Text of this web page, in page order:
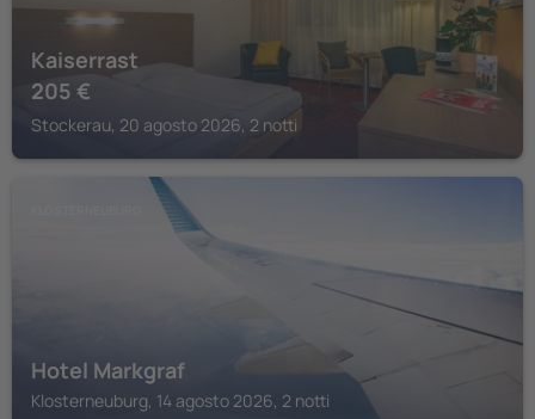
Kaiserrast
205 €
Stockerau, 20 agosto 2026, 2 notti
Hotel Markgraf
Klosterneuburg, 14 agosto 2026, 2 notti